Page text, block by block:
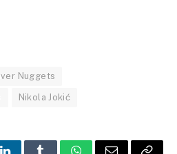
Nuggets
Nikola Jokić